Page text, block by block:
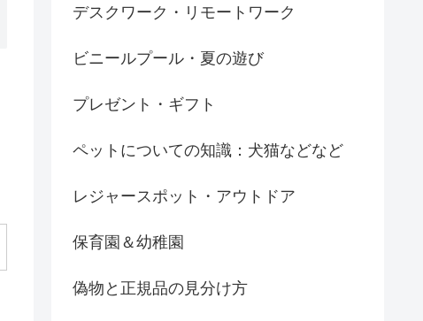
デスクワーク・リモートワーク
ビニールプール・夏の遊び
プレゼント・ギフト
ペットについての知識：犬猫などなど
レジャースポット・アウトドア
保育園＆幼稚園
偽物と正規品の見分け方